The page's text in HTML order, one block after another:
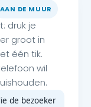
AAN DE MUUR
druk je
groot in
één tik.
wil
de bezoeker